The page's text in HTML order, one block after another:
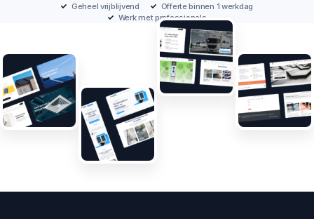
Geheel vrijblijvend
Offerte binnen 1 werkdag
Werk met professionals